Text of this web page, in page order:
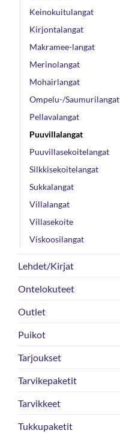
Keinokuitulangat
Kirjontalangat
Makramee-langat
Merinolangat
Mohairlangat
Ompelu-/Saumurilangat
Pellavalangat
Puuvillalangat
Puuvillasekoitelangat
Silkkisekoitelangat
Sukkalangat
Villalangat
Villasekoite
Viskoosilangat
Lehdet/Kirjat
Ontelokuteet
Outlet
Puikot
Tarjoukset
Tarvikepaketit
Tarvikkeet
Tukkupaketit